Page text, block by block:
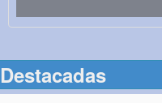
Destacadas